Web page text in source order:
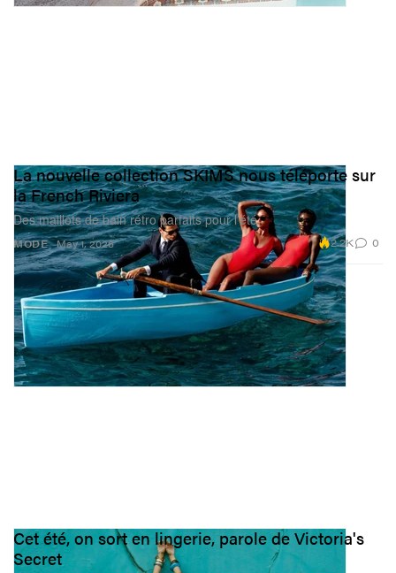
MODE
La nouvelle collection SKIMS nous téléporte sur
la French Riviera
Des maillots de bain rétro parfaits pour l’été.
May 1, 2026 2.2K 0
Cet été, on sort en lingerie, parole de Victoria's
Secret